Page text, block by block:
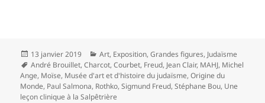
Publié
le
13 janvier 2019 Catégories
Art, Exposition,Grandes figures, Judaïsme
Mots-
clés
André Brouillet,Charcot,Courbet, Freud, Jean Clair, MAHJ, Michel
Ange, Moïse, Musée d'art et d'histoire du judaïsme,Origine du
Monde, Paul Salmona, Rothko,Sigmund Freud,Stéphane Bou, Une
leçon clinique à la Salpêtrière